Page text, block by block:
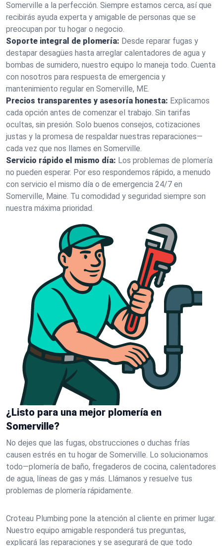
Somerville a la perfección. Siempre estamos cerca, así que
recibirás ayuda experta y amigable de personas que se
preocupan por tu hogar o negocio.
Soporte integral de plomería: Desde reparar fugas y
destapar desagües hasta arreglar calentadores de agua y
bombas de sumidero, nuestro equipo lo maneja todo. Cuenta
con nosotros para respuesta de emergencia y
mantenimiento regular en Somerville, ME.
Precios transparentes y asesoría honesta: Explicamos
cada opción antes de comenzar el trabajo. Sin tarifas
ocultas, sin presión. Solo buenos consejos, cotizaciones
justas y la promesa de respaldar nuestras reparaciones—
cada vez que nos llames en Somerville.
Servicio rápido el mismo día: Los problemas de plomería
no pueden esperar. Por eso respondemos rápido, a menudo
con servicio el mismo día o de emergencia 24/7 en
Somerville, Maine. Tu comodidad y seguridad siempre son
nuestra máxima prioridad.
¿Listo para una mejor plomería en
Somerville?
No dejes que las fugas, obstrucciones o duchas frías
causen estrés en tu hogar de Somerville. Lo solucionamos
todo—plomería de baño, fregaderos de cocina, calentadores
de agua, líneas de gas y más. Llámanos y resuelve tus
problemas de plomería rápidamente.
Croteau Plumbing pone la atención al cliente en primer lugar.
Nuestro equipo amigable responderá tus preguntas,
explicará las reparaciones y se asegurará de que todo